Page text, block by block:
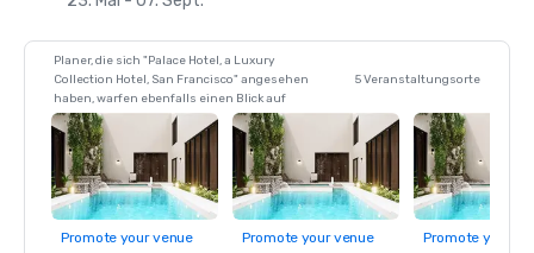
Planer, die sich "Palace Hotel, a Luxury
Collection Hotel, San Francisco" angesehen
haben, warfen ebenfalls einen Blick auf
5 Veranstaltungsorte
Promote your venue Promote your venue Promote your